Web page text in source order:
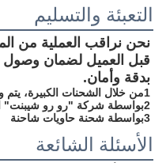
التعبئة والتسليم
بدقة وأمان.
1من خلال الشحنات الكبيرة، يتم وضع الشاحنة على سطح السفينة.
2بواسطة شركة "رو رو شيبنت" الشاحنة وضعت في المقصورة
3بواسطة شحنة حاويات شاحنة
الأسئلة الشائعة